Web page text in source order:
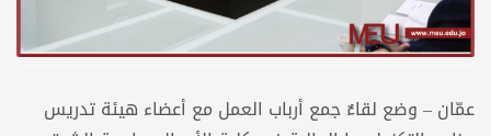
عمّان – وضع لقاءٌ جمع أرباب العمل مع أعضاء هيئة تدريس